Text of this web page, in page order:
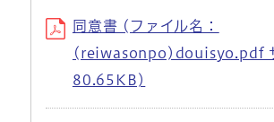
同意書 (ファイル名：
(reiwasonpo)douisyo.pdf
80.65KB)